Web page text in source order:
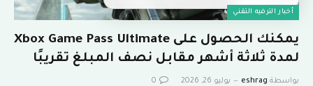
أخبار الترفيه التقني
يمكنك الحصول على Xbox Game Pass Ultimate
لمدة ثلاثة أشهر مقابل نصف المبلغ تقريبًا
بواسطة eshrag يوليو 26, 2026 0